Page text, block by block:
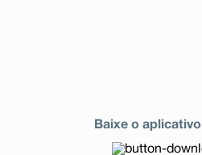
Baixe o